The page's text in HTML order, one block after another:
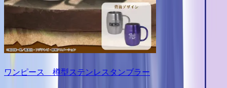
ワンピース 樽型ステンレスタンブラー